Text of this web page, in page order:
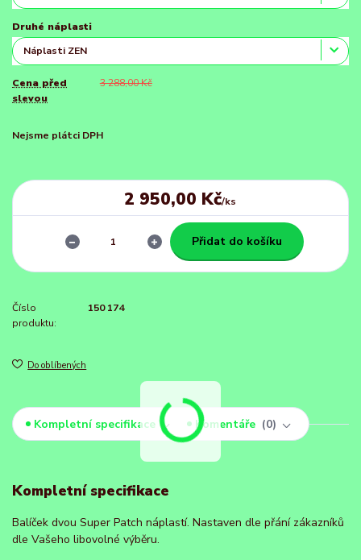
Druhé náplasti
Cena před
slevou
3 288,00 Kč
Nejsme plátci DPH
2 950,00 Kč/ks
Přidat do košíku
Číslo
produktu:
150 174
Do oblíbených
Kompletní specifikace Komentáře 0
Kompletní specifikace
Balíček dvou Super Patch náplastí. Nastaven dle přání zákazníků
dle Vašeho libovolné výběru.